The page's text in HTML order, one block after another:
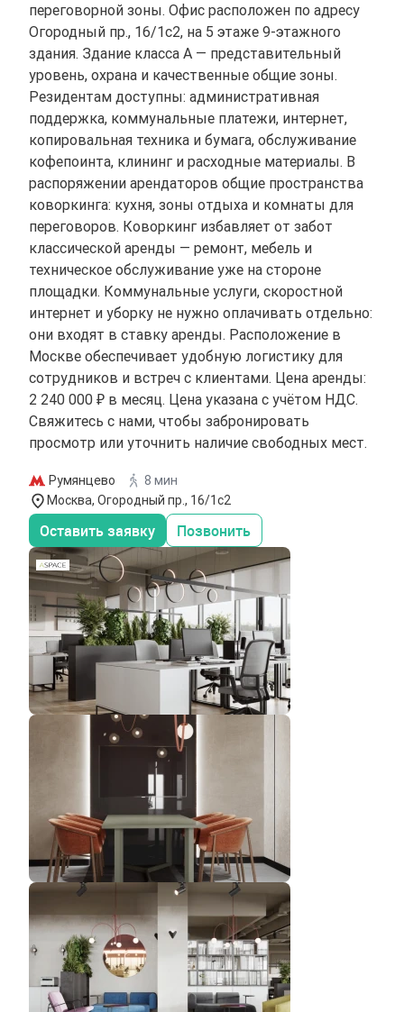
переговорной зоны. Офис расположен по адресу
Огородный пр., 16/1с2, на 5 этаже 9-этажного
здания. Здание класса A — представительный
уровень, охрана и качественные общие зоны.
Резидентам доступны: административная
поддержка, коммунальные платежи, интернет,
копировальная техника и бумага, обслуживание
кофепоинта, клининг и расходные материалы. В
распоряжении арендаторов общие пространства
коворкинга: кухня, зоны отдыха и комнаты для
переговоров. Коворкинг избавляет от забот
классической аренды — ремонт, мебель и
техническое обслуживание уже на стороне
площадки. Коммунальные услуги, скоростной
интернет и уборку не нужно оплачивать отдельно:
они входят в ставку аренды. Расположение в
Москве обеспечивает удобную логистику для
сотрудников и встреч с клиентами. Цена аренды:
2 240 000 ₽ в месяц. Цена указана с учётом НДС.
Свяжитесь с нами, чтобы забронировать
просмотр или уточнить наличие свободных мест.
Румянцево
8 мин
Москва, Огородный пр., 16/1с2
Оставить заявку Позвонить